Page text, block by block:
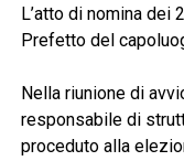
L’atto di nomina
Prefetto del
Nella riunione di
responsabile di
proceduto alla